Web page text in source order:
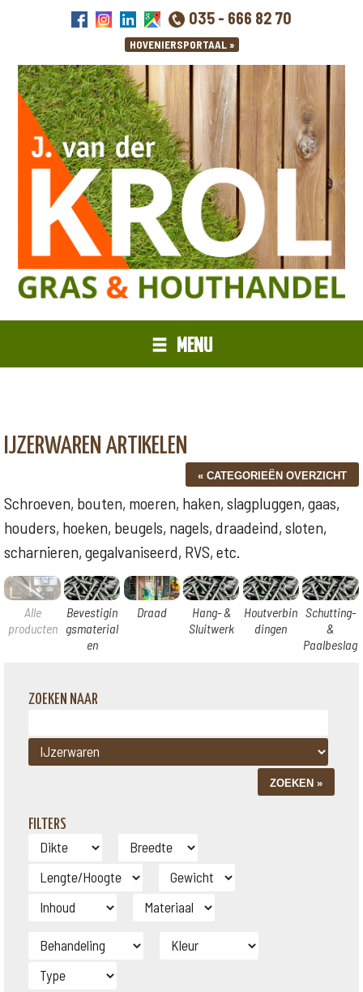
035 - 666 82 70
MENU
IJZERWAREN ARTIKELEN
Schroeven, bouten, moeren, haken, slagpluggen, gaas,
houders, hoeken, beugels, nagels, draadeind, sloten,
scharnieren, gegalvaniseerd, RVS, etc.
Alle
producten
Bevestigin
gsmaterial
en
Draad
Hang- &
Sluitwerk
Houtverbin
dingen
Schutting-
&
Paalbeslag
ZOEKEN NAAR
FILTERS